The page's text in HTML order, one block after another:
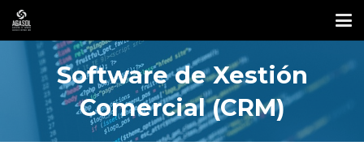
Software de Xestión
Comercial (CRM)